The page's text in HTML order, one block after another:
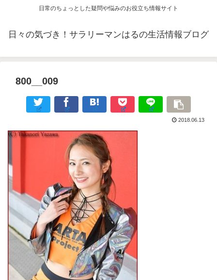
日常のちょっとした疑問や悩みのお役立ち情報サイト
日々の気づき！サラリーマンはるの生活情報ブログ
800__009
2018.06.13